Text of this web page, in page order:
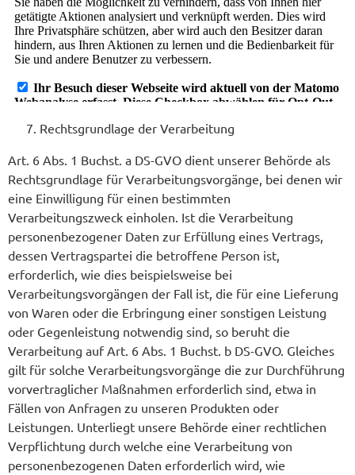
Rechtsgrundlage der Verarbeitung
Art. 6 Abs. 1 Buchst. a DS-GVO dient unserer Behörde als
Rechtsgrundlage für Verarbeitungsvorgänge, bei denen wir
eine Einwilligung für einen bestimmten
Verarbeitungszweck einholen. Ist die Verarbeitung
personenbezogener Daten zur Erfüllung eines Vertrags,
dessen Vertragspartei die betroffene Person ist,
erforderlich, wie dies beispielsweise bei
Verarbeitungsvorgängen der Fall ist, die für eine Lieferung
von Waren oder die Erbringung einer sonstigen Leistung
oder Gegenleistung notwendig sind, so beruht die
Verarbeitung auf Art. 6 Abs. 1 Buchst. b DS-GVO. Gleiches
gilt für solche Verarbeitungsvorgänge die zur Durchführung
vorvertraglicher Maßnahmen erforderlich sind, etwa in
Fällen von Anfragen zu unseren Produkten oder
Leistungen. Unterliegt unsere Behörde einer rechtlichen
Verpflichtung durch welche eine Verarbeitung von
personenbezogenen Daten erforderlich wird, wie